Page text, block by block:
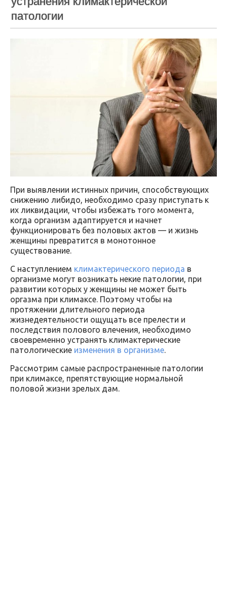
патологии
При выявлении истинных причин, способствующих
снижению либидо, необходимо сразу приступать к
их ликвидации, чтобы избежать того момента,
когда организм адаптируется и начнет
функционировать без половых актов — и жизнь
женщины превратится в монотонное
существование.
С наступлением климактерического периода в
организме могут возникать некие патологии, при
развитии которых у женщины не может быть
оргазма при климаксе. Поэтому чтобы на
протяжении длительного периода
жизнедеятельности ощущать все прелести и
последствия полового влечения, необходимо
своевременно устранять климактерические
патологические изменения в организме.
Рассмотрим самые распространенные патологии
при климаксе, препятствующие нормальной
половой жизни зрелых дам.